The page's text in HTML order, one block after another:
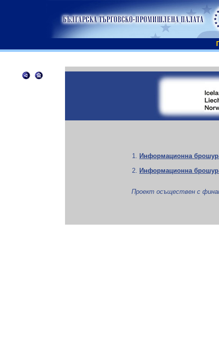
Информационна
Информационна
Проект осъществен с